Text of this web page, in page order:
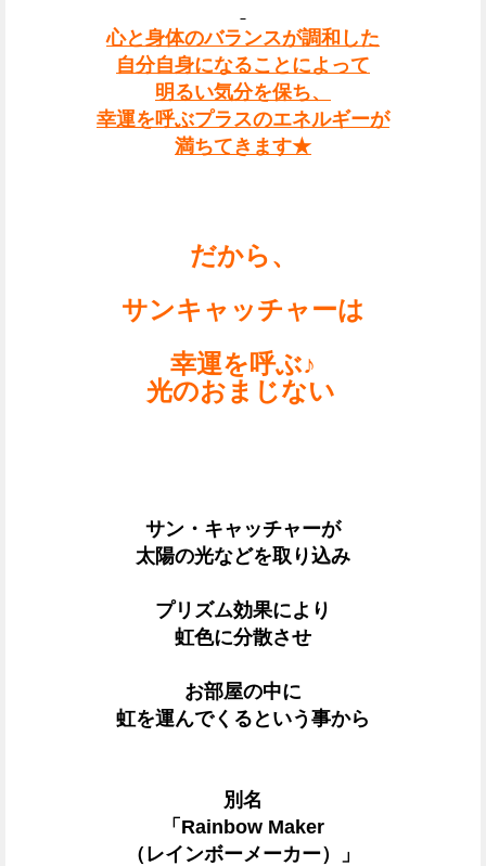
心と身体のバランスが調和した
自分自身になることによって
明るい気分を保ち、
幸運を呼ぶプラスのエネルギーが
満ちてきます★
だから、
サンキャッチャーは
幸運を呼ぶ♪
光のおまじない
サン・キャッチャーが
太陽の光などを取り込み
プリズム効果により
虹色に分散させ
お部屋の中に
虹を運んでくるという事から
別名
「Rainbow Maker
（レインボーメーカー）」